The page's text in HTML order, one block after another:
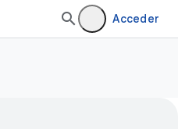
Acceder